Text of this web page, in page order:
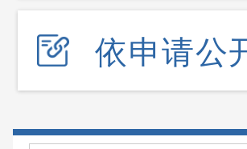
依申请公